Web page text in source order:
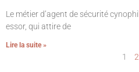
Le métier d’agent de sécurité
essor, qui attire de
Lire la suite »
1 2